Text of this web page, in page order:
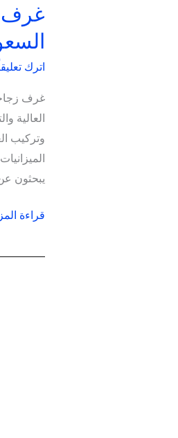
غرف
اترك
غرف
العالية
وتركيب
يبحثون
قراءة